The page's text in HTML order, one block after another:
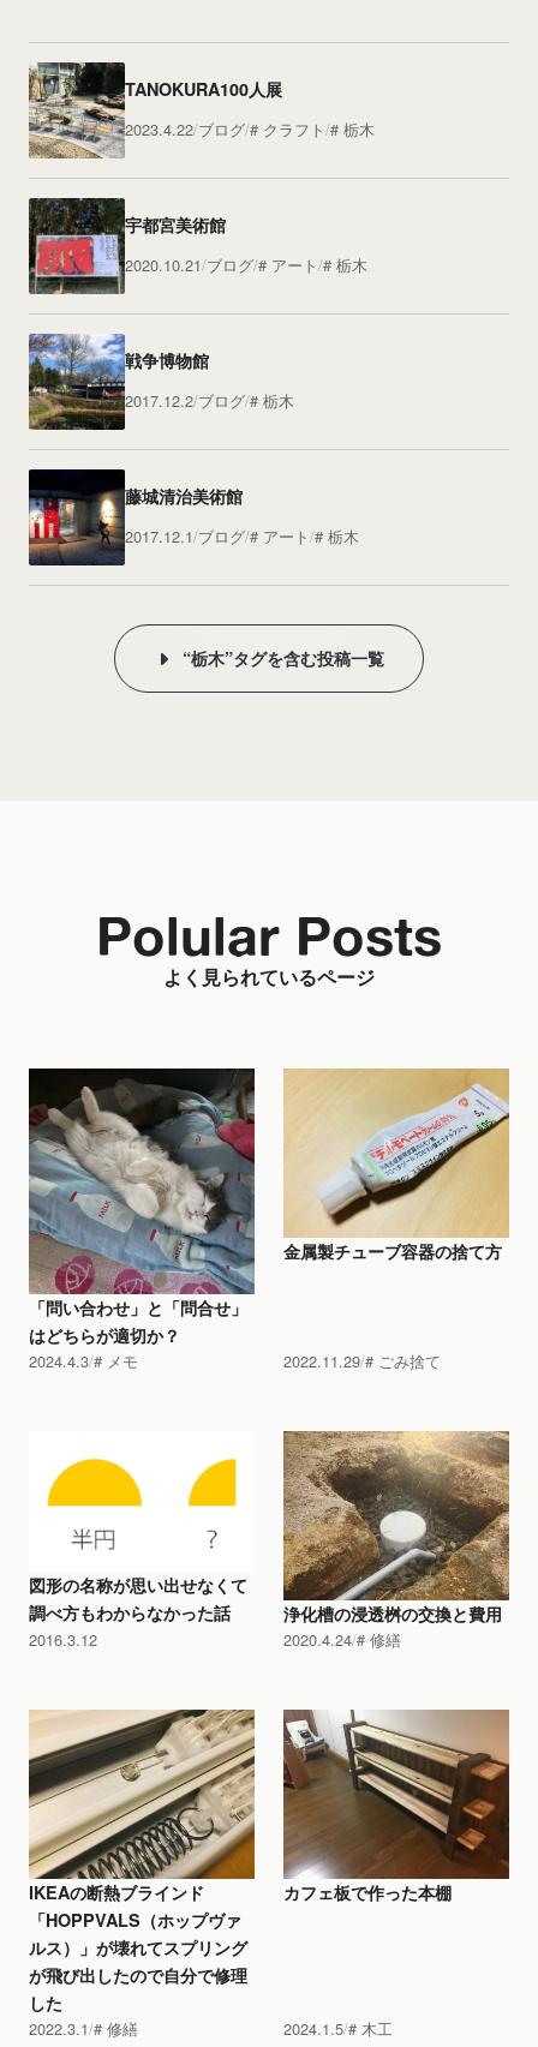
TANOKURA100人展
2023.4.22 ブログ クラフト 栃木
宇都宮美術館
2020.10.21 ブログ アート 栃木
戦争博物館
2017.12.2 ブログ 栃木
藤城清治美術館
2017.12.1 ブログ アート 栃木
“栃木”タグを含む投稿一覧
よく見られているページ
Polular Posts
「問い合わせ」と「問合せ」
はどちらが適切か？
2024.4.3 メモ
金属製チューブ容器の捨て方
2022.11.29 ごみ捨て
図形の名称が思い出せなくて
調べ方もわからなかった話
2016.3.12
浄化槽の浸透桝の交換と費用
2020.4.24 修繕
IKEAの断熱ブラインド
「HOPPVALS（ホップヴァ
ルス）」が壊れてスプリング
が飛び出したので自分で修理
した
2022.3.1 修繕
カフェ板で作った本棚
2024.1.5 木工